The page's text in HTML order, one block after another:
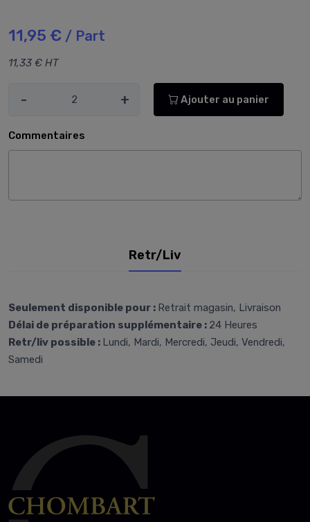
11,95 € / Part
11,33 € HT
- + Ajouter au panier
Commentaires
Retr/Liv
Seulement disponible pour : Retrait magasin, Livraison
Délai de préparation supplémentaire : 24 Heures
Retr/liv possible : Lundi, Mardi, Mercredi, Jeudi, Vendredi,
Samedi